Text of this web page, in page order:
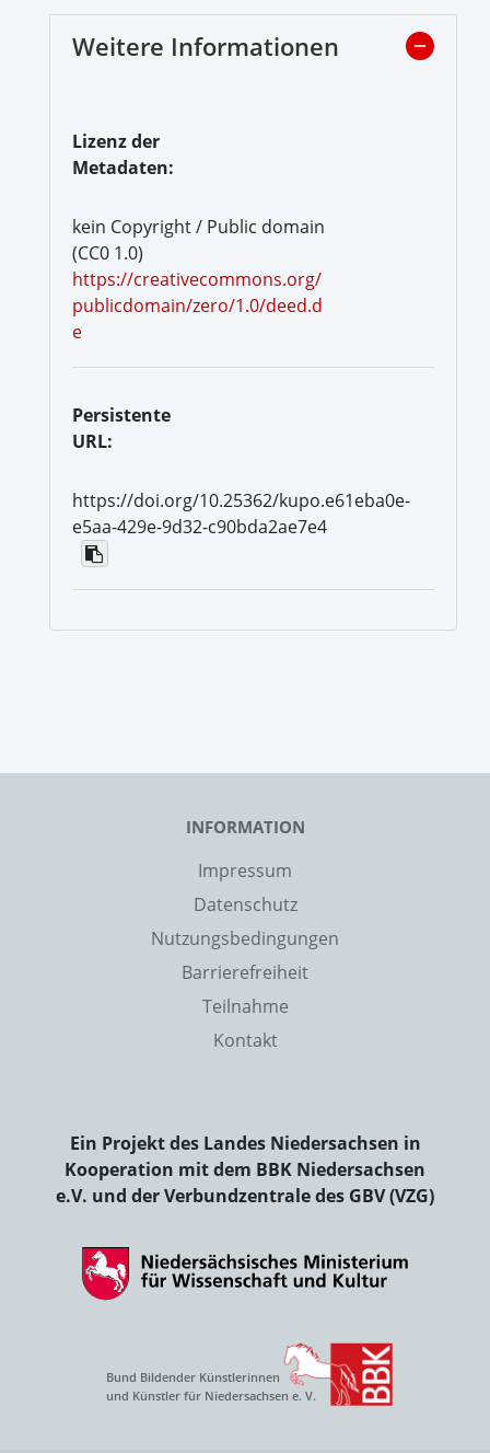
Weitere Informationen
Lizenz der
Metadaten:
kein Copyright / Public domain
(CC0 1.0)
https://creativecommons.org/
publicdomain/zero/1.0/deed.d
e
Persistente
URL:
https://doi.org/10.25362/kupo.e61eba0e-
e5aa-429e-9d32-c90bda2ae7e4
INFORMATION
Impressum
Datenschutz
Nutzungsbedingungen
Barrierefreiheit
Teilnahme
Kontakt
Ein Projekt des Landes Niedersachsen in
Kooperation mit dem BBK Niedersachsen
e.V. und der Verbundzentrale des GBV (VZG)
Bund Bildender Künstlerinnen
und Künstler für Niedersachsen e. V.